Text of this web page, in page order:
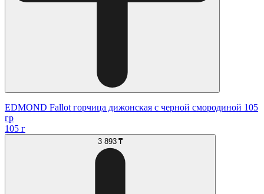
EDMOND Fallot горчица дижонская с черной смородиной 105
гр
105 г
3 893 ₸